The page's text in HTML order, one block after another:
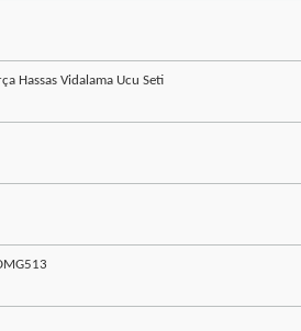
Hassas Vidalama Ucu Seti